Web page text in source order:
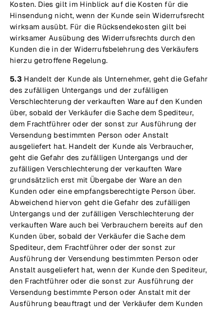
Kosten. Dies gilt im Hinblick auf die Kosten für die
Hinsendung nicht, wenn der Kunde sein Widerrufsrecht
wirksam ausübt. Für die Rücksendekosten gilt bei
wirksamer Ausübung des Widerrufsrechts durch den
Kunden die in der Widerrufsbelehrung des Verkäufers
hierzu getroffene Regelung.
5.3 Handelt der Kunde als Unternehmer, geht die Gefahr
des zufälligen Untergangs und der zufälligen
Verschlechterung der verkauften Ware auf den Kunden
über, sobald der Verkäufer die Sache dem Spediteur,
dem Frachtführer oder der sonst zur Ausführung der
Versendung bestimmten Person oder Anstalt
ausgeliefert hat. Handelt der Kunde als Verbraucher,
geht die Gefahr des zufälligen Untergangs und der
zufälligen Verschlechterung der verkauften Ware
grundsätzlich erst mit Übergabe der Ware an den
Kunden oder eine empfangsberechtigte Person über.
Abweichend hiervon geht die Gefahr des zufälligen
Untergangs und der zufälligen Verschlechterung der
verkauften Ware auch bei Verbrauchern bereits auf den
Kunden über, sobald der Verkäufer die Sache dem
Spediteur, dem Frachtführer oder der sonst zur
Ausführung der Versendung bestimmten Person oder
Anstalt ausgeliefert hat, wenn der Kunde den Spediteur,
den Frachtführer oder die sonst zur Ausführung der
Versendung bestimmte Person oder Anstalt mit der
Ausführung beauftragt und der Verkäufer dem Kunden